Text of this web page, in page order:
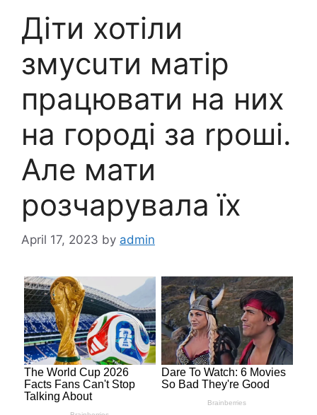
Діти хотіли
змyсuти матір
працювати на них
на городі за rроші.
Але мати
розчарyвала їх
April 17, 2023 by admin